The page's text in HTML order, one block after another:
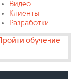
Видео
Клиенты
Разработки
Пройти обучение